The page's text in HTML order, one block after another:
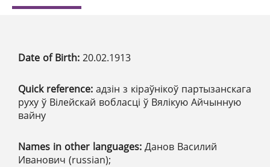
Date of Birth: 20.02.1913
Quick reference: адзін з кіраўнікоў партызанскага
руху ў Вілейскай вобласці ў Вялікую Айчынную
вайну
Names in other languages: Данов Василий
Иванович (russian);